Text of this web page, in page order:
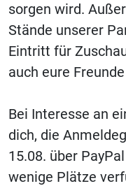
sorgen wird.
Stände unserer
Eintritt für
auch eure
Bei Interesse an
dich, die
15.08. über
wenige Plätze